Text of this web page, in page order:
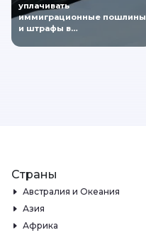
уплачивать
иммиграционные пошлины
и штрафы в…
Страны
Австралия и Океания
Азия
Африка